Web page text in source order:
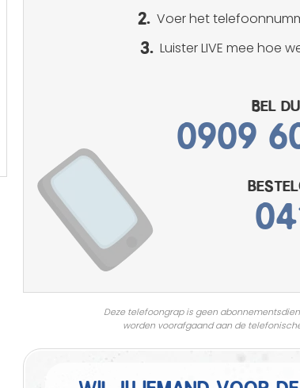
2. Voer het
3. Luister LIVE mee hoe
Bel
0909
Deze telefoongrap is geen
worden voorafgaand aan de